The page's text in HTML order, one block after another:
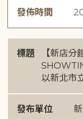
發佈時間
標題
【新店分
以新北市
發布單位